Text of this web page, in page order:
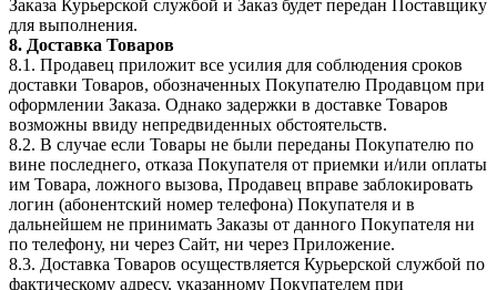
Заказа Курьерской службой и Заказ будет передан Поставщику
для выполнения.
8. Доставка Товаров
8.1. Продавец приложит все усилия для соблюдения сроков
доставки Товаров, обозначенных Покупателю Продавцом при
оформлении Заказа. Однако задержки в доставке Товаров
возможны ввиду непредвиденных обстоятельств.
8.2. В случае если Товары не были переданы Покупателю по
вине последнего, отказа Покупателя от приемки и/или оплаты
им Товара, ложного вызова, Продавец вправе заблокировать
логин (абонентский номер телефона) Покупателя и в
дальнейшем не принимать Заказы от данного Покупателя ни
по телефону, ни через Сайт, ни через Приложение.
8.3. Доставка Товаров осуществляется Курьерской службой по
фактическому адресу, указанному Покупателем при